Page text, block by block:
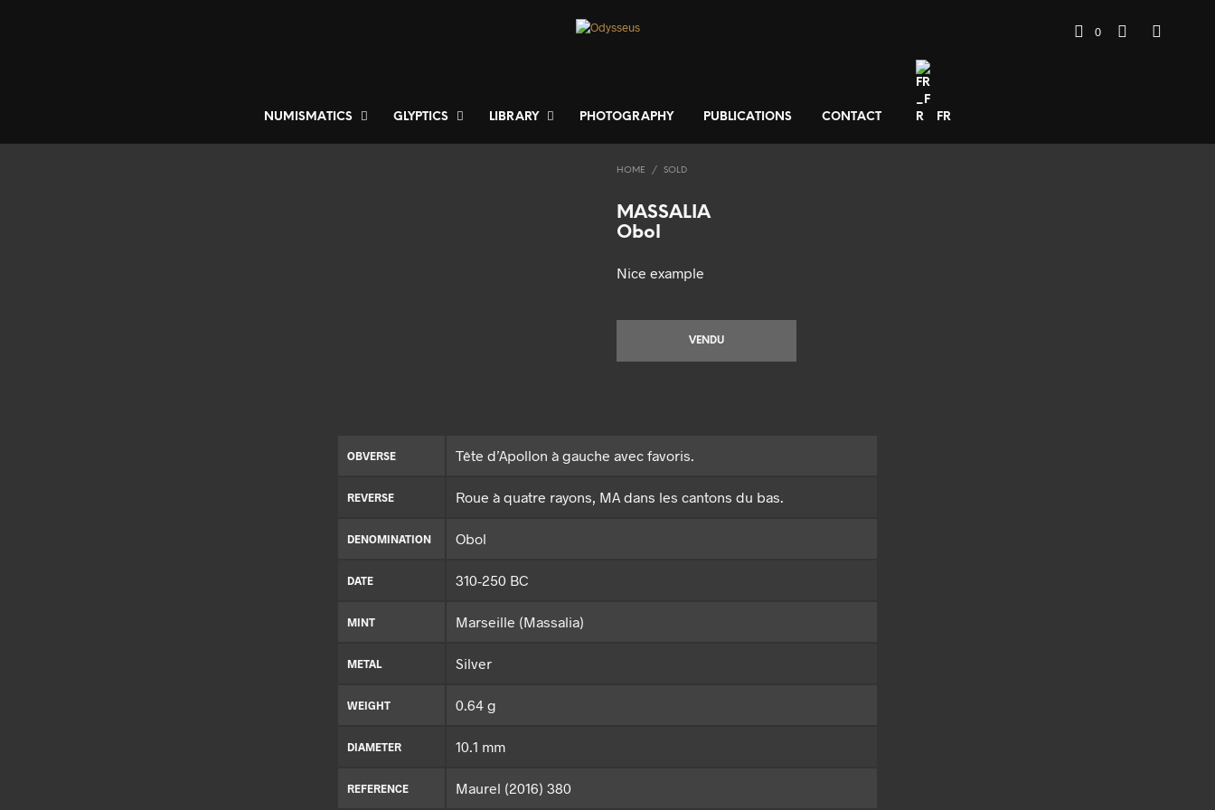
NUMISMATICS GLYPTICS LIBRARY PHOTOGRAPHY PUBLICATIONS CONTACT FR
0
HOME / SOLD
MASSALIA
Obol
Nice example
VENDU
OBVERSE Tête d’Apollon à gauche avec favoris.
REVERSE Roue à quatre rayons, MA dans les cantons du bas.
DENOMINATION Obol
DATE 310-250 BC
MINT Marseille (Massalia)
METAL Silver
WEIGHT 0.64 g
DIAMETER 10.1 mm
REFERENCE Maurel (2016) 380